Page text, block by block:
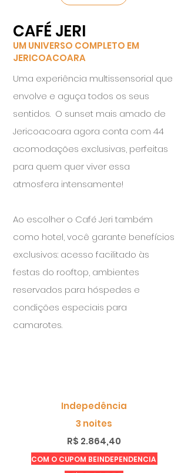
CAFÉ JERI
UM UNIVERSO COMPLETO EM
JERICOACOARA
Uma experiência multissensorial que
envolve e aguça todos os seus
sentidos. O sunset mais amado de
Jericoacoara agora conta com 44
acomodações exclusivas, perfeitas
para quem quer viver essa
atmosfera intensamente!
Ao escolher o Café Jeri também
como hotel, você garante benefícios
exclusivos: acesso facilitado às
festas do rooftop, ambientes
reservados para hóspedes e
condições especiais para
camarotes.
Indepedência
3 noites
R$ 2.864,40
COM O CUPOM BEINDEPENDENCIA